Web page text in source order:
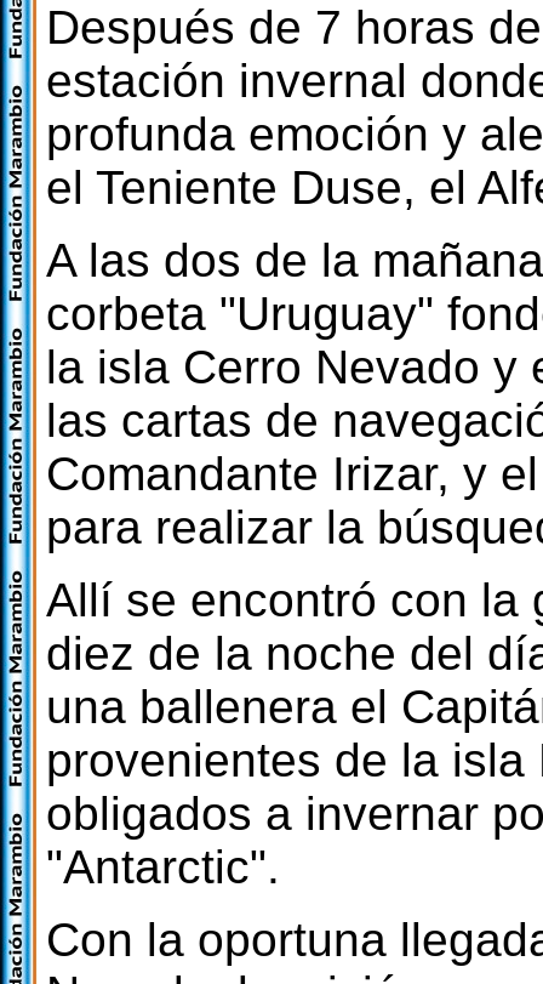
Después de 7 horas
estación invernal
profunda emoción y
el Teniente Duse, el
A las dos de la
corbeta "Uruguay"
la isla Cerro Nevado y
las cartas de
Comandante Irizar, y
para realizar la
Allí se encontró con la
diez de la noche del
una ballenera el
provenientes de la
obligados a invernar
"Antarctic".
Con la oportuna